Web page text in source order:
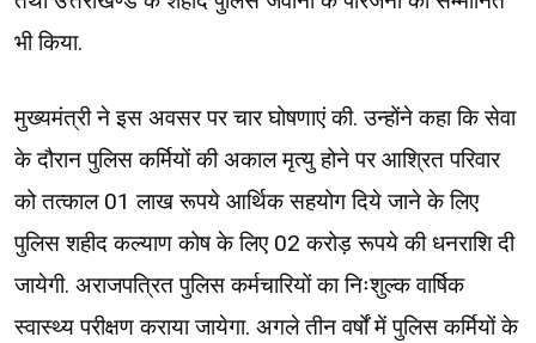
भी किया.
मुख्यमंत्री ने इस अवसर पर चार घोषणाएं की. उन्होंने कहा कि सेवा
के दौरान पुलिस कर्मियों की अकाल मृत्यु होने पर आश्रित परिवार
को तत्काल 01 लाख रूपये आर्थिक सहयोग दिये जाने के लिए
पुलिस शहीद कल्याण कोष के लिए 02 करोड़ रूपये की धनराशि दी
जायेगी. अराजपत्रित पुलिस कर्मचारियों का निःशुल्क वार्षिक
स्वास्थ्य परीक्षण कराया जायेगा. अगले तीन वर्षों में पुलिस कर्मियों के